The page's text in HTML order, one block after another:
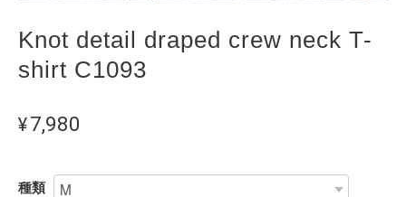
Knot detail draped crew neck T-
shirt C1093
¥7,980
種類